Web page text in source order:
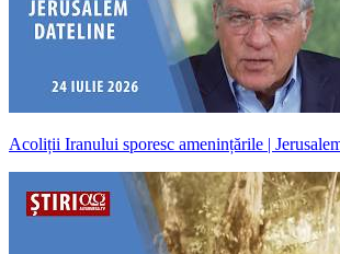
Acoliții Iranului sporesc amenințările |